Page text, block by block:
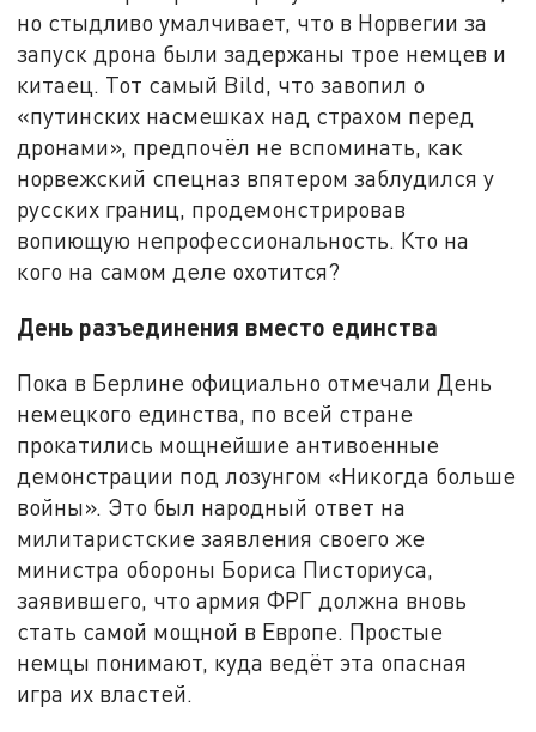
но стыдливо умалчивает, что в Норвегии за
запуск дрона были задержаны трое немцев и
китаец. Тот самый Bild, что завопил о
«путинских насмешках над страхом перед
дронами», предпочёл не вспоминать, как
норвежский спецназ впятером заблудился у
русских границ, продемонстрировав
вопиющую непрофессиональность. Кто на
кого на самом деле охотится?
День разъединения вместо единства
Пока в Берлине официально отмечали День
немецкого единства, по всей стране
прокатились мощнейшие антивоенные
демонстрации под лозунгом «Никогда больше
войны». Это был народный ответ на
милитаристские заявления своего же
министра обороны Бориса Писториуса,
заявившего, что армия ФРГ должна вновь
стать самой мощной в Европе. Простые
немцы понимают, куда ведёт эта опасная
игра их властей.